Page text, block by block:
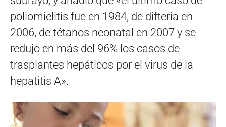
poliomielitis fue en 1984, de difteria en
2006, de tétanos neonatal en 2007 y se
redujo en más del 96% los casos de
trasplantes hepáticos por el virus de la
hepatitis A».